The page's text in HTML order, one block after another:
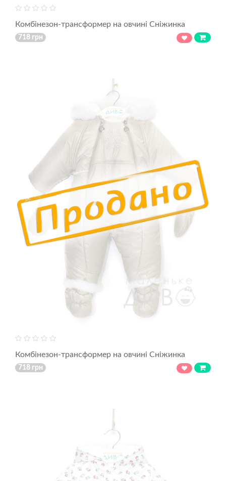
Комбінезон-трансформер на овчині Сніжинка
718 грн
Комбінезон-трансформер на овчині Сніжинка
718 грн